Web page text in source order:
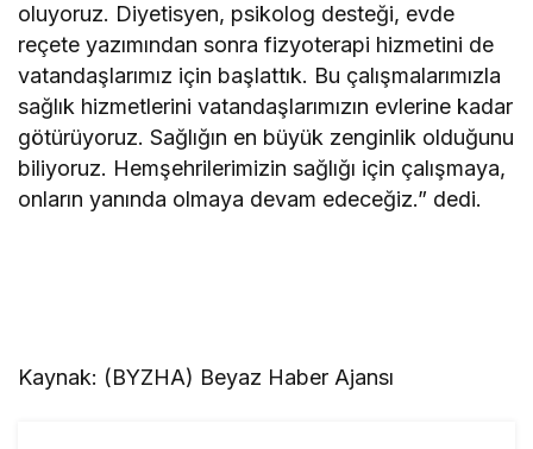
oluyoruz. Diyetisyen, psikolog desteği, evde
reçete yazımından sonra fizyoterapi hizmetini de
vatandaşlarımız için başlattık. Bu çalışmalarımızla
sağlık hizmetlerini vatandaşlarımızın evlerine kadar
götürüyoruz. Sağlığın en büyük zenginlik olduğunu
biliyoruz. Hemşehrilerimizin sağlığı için çalışmaya,
onların yanında olmaya devam edeceğiz.” dedi.
Kaynak: (BYZHA) Beyaz Haber Ajansı